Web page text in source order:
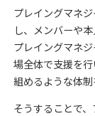
プレイングマネ
し、メンバーや
プレイングマネ
場全体で支援を
組めるような体制
そうすることで